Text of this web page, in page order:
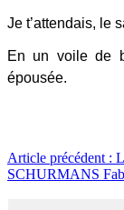
Je t’attendais, le
En un voile de
épousée.
Article précédent :
SCHURMANS